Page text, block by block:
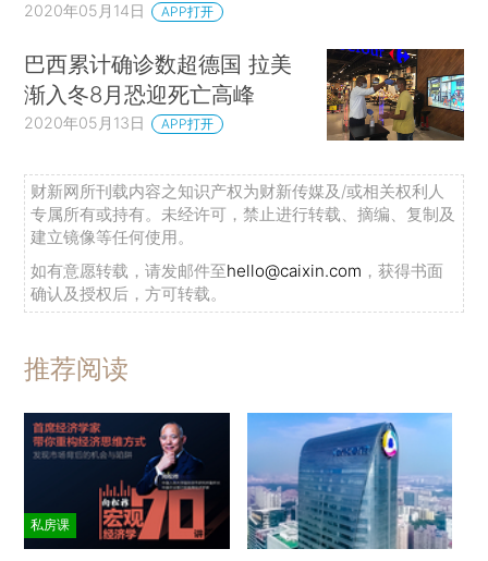
2020年05月14日 APP打开
巴西累计确诊数超德国 拉美
渐入冬8月恐迎死亡高峰
2020年05月13日 APP打开
财新网所刊载内容之知识产权为财新传媒及/或相关权利人
专属所有或持有。未经许可，禁止进行转载、摘编、复制及
建立镜像等任何使用。
如有意愿转载，请发邮件至hello@caixin.com ，获得书面
确认及授权后，方可转载。
推荐阅读
私房课